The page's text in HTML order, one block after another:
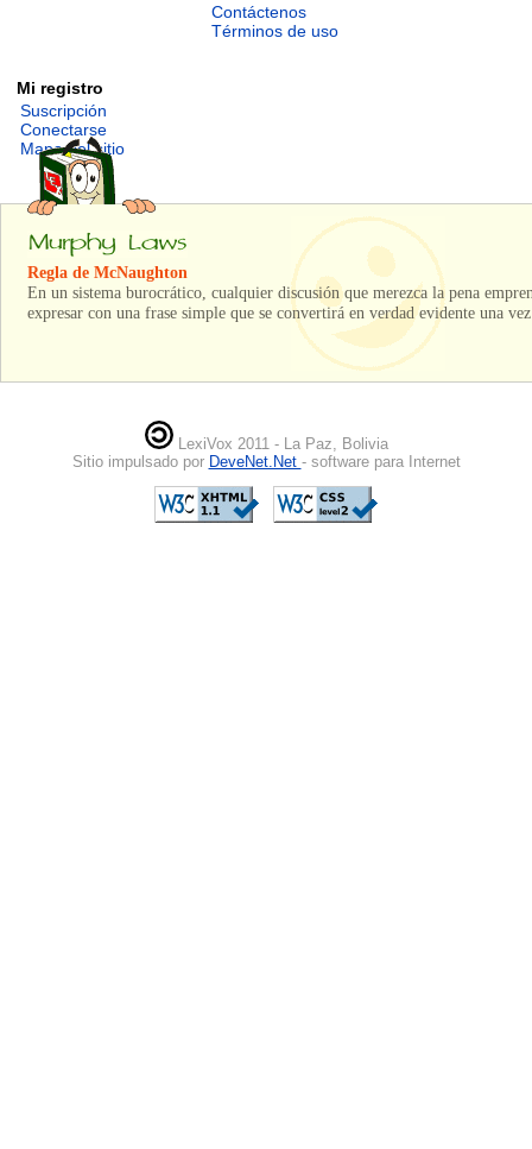
Contáctenos
Términos de uso
Mi registro
Suscripción
Conectarse
Mapa del sitio
Regla de McNaughton
En un sistema burocrático, cualquier discusión que merezca la pena
expresar con una frase simple que se convertirá en verdad evidente una
LexiVox 2011 - La Paz, Bolivia
Sitio impulsado por DeveNet.Net - software para Internet